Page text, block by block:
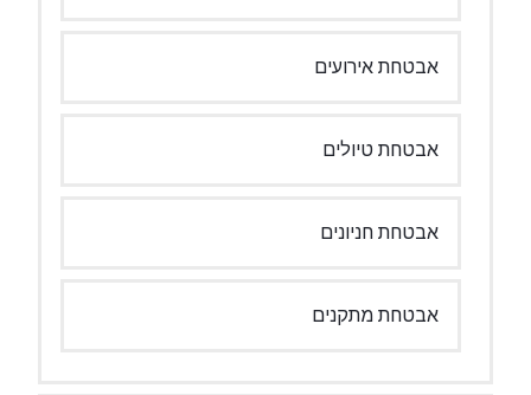
אבטחת אירועים
אבטחת טיולים
אבטחת חניונים
אבטחת מתקנים